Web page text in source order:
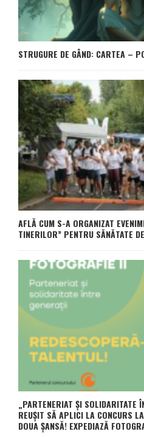
STRUGURE DE GÂND: CARTEA –
AFLĂ CUM S-A ORGANIZAT
TINERILOR” PENTRU SĂNĂTATE
„PARTENERIAT ȘI SOLIDARITATE
REUȘIT SĂ APLICI LA CONCURS
DOUA ȘANSĂ! EXPEDIAZĂ